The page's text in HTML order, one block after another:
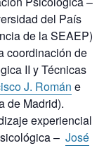
del País
de la SEAEP)
coordinación de
II y Técnicas
J. Román e
de Madrid).
experiencial
– José